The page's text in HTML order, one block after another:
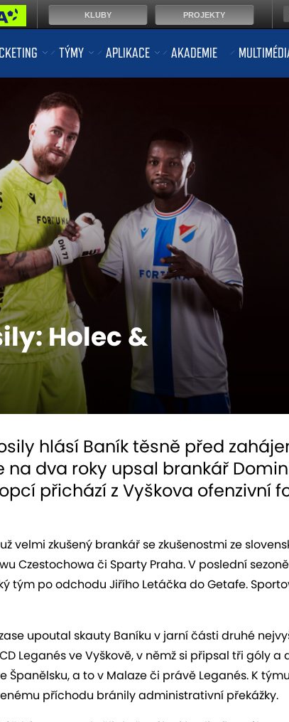
TÝMY APLIKACE AKADEMIE
Holec &
hlásí Baník těsně před
na dva roky upsal brankář
přichází z Vyškova ofenzivní
velmi zkušený brankář se zkušenostmi ze
Czestochowa či Sparty Praha. V poslední
tým po odchodu Jiřího Letáčka do Getafe.
upoutal skauty Baníku v jarní části druhé
Leganés ve Vyškově, v němž si připsal tři góly a
Španělsku, a to v Malaze či právě Leganés. K
příchodu bránily administrativní překážky.
KLUBY PROJEKTY